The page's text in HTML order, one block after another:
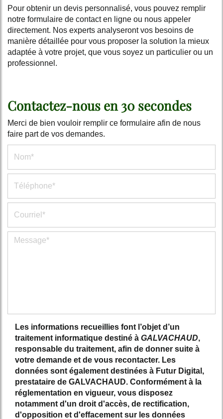
Pour obtenir un devis personnalisé, vous pouvez remplir
notre formulaire de contact en ligne ou nous appeler
directement. Nos experts analyseront vos besoins de
manière détaillée pour vous proposer la solution la mieux
adaptée à votre projet, que vous soyez un particulier ou un
professionnel.
Contactez-nous en 30 secondes
Merci de bien vouloir remplir ce formulaire afin de nous
faire part de vos demandes.
Les informations recueillies font l’objet d’un
traitement informatique destiné à GALVACHAUD,
responsable du traitement, afin de donner suite à
votre demande et de vous recontacter. Les
données sont également destinées à Futur Digital,
prestataire de GALVACHAUD. Conformément à la
réglementation en vigueur, vous disposez
notamment d'un droit d'accès, de rectification,
d'opposition et d'effacement sur les données